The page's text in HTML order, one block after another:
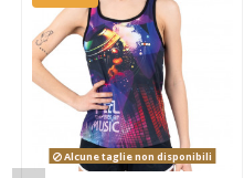
Alcune taglie non disponibili